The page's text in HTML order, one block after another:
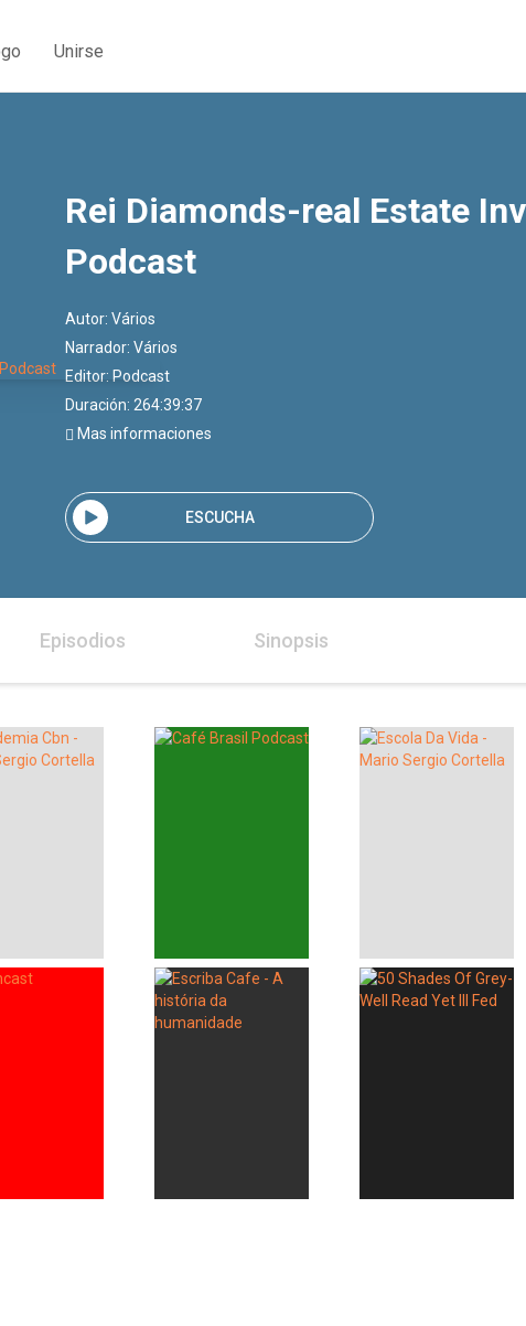
Unirse
Rei Diamonds-real Estate
Podcast
Autor: Vários
Narrador: Vários
Editor: Podcast
Duración: 264:39:37
Mas informaciones
ESCUCHA
Episodios Sinopsis